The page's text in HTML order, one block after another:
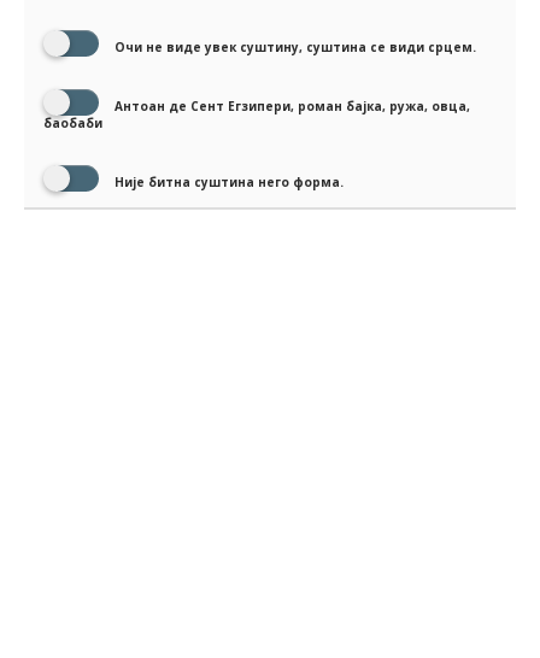
Очи не виде увек суштину, суштина се види срцем.
Антоан де Сент Егзипери, роман бајка, ружа, овца,
баобаби
Није битна суштина него форма.